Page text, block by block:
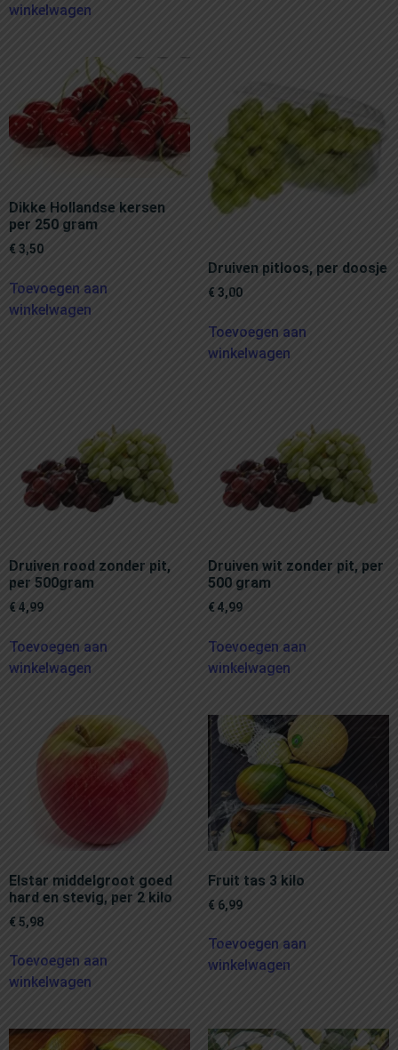
winkelwagen
Dikke Hollandse kersen
per 250 gram
€ 3,50
Toevoegen aan
winkelwagen
Druiven pitloos, per doosje
€ 3,00
Toevoegen aan
winkelwagen
Druiven rood zonder pit,
per 500gram
€ 4,99
Toevoegen aan
winkelwagen
Druiven wit zonder pit, per
500 gram
€ 4,99
Toevoegen aan
winkelwagen
Elstar middelgroot goed
hard en stevig, per 2 kilo
€ 5,98
Toevoegen aan
winkelwagen
Fruit tas 3 kilo
€ 6,99
Toevoegen aan
winkelwagen